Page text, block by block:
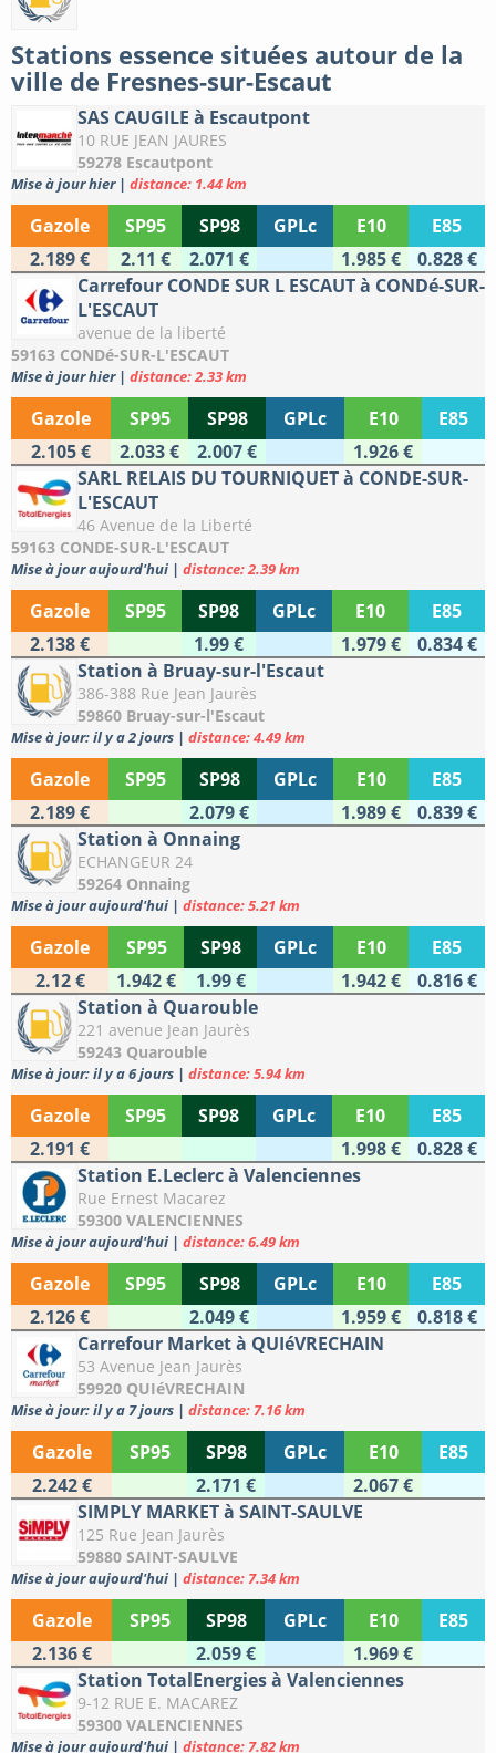
Stations essence situées autour de la
ville de Fresnes-sur-Escaut
SAS CAUGILE à Escautpont
10 RUE JEAN JAURES
59278 Escautpont
Mise à jour hier | distance: 1.44 km
Gazole SP95 SP98 GPLc E10
E85
2.189 €
2.11 € 2.071 € 1.985 €
0.828 €
Carrefour CONDE SUR L ESCAUT à CONDé-SUR-
L'ESCAUT
avenue de la liberté
59163 CONDé-SUR-L'ESCAUT
Mise à jour hier | distance: 2.33 km
Gazole SP95 SP98 GPLc E10
E85
2.105 €
2.033 € 2.007 €
1.926 €
SARL RELAIS DU TOURNIQUET à CONDE-SUR-
L'ESCAUT
46 Avenue de la Liberté
59163 CONDE-SUR-L'ESCAUT
Mise à jour aujourd'hui | distance: 2.39 km
Gazole SP95 SP98 GPLc E10
E85
2.138 €
1.99 € 1.979 €
0.834 €
Station à Bruay-sur-l'Escaut
386-388 Rue Jean Jaurès
59860 Bruay-sur-l'Escaut
Mise à jour: il y a 2 jours | distance: 4.49 km
Gazole SP95 SP98 GPLc E10
E85
2.189 €
2.079 € 1.989 €
0.839 €
Station à Onnaing
ECHANGEUR 24
59264 Onnaing
Mise à jour aujourd'hui | distance: 5.21 km
Gazole SP95 SP98 GPLc E10
E85
2.12 €
1.942 € 1.99 € 1.942 €
0.816 €
Station à Quarouble
221 avenue Jean Jaurès
59243 Quarouble
Mise à jour: il y a 6 jours | distance: 5.94 km
Gazole SP95 SP98 GPLc E10
E85
2.191 €
1.998 €
0.828 €
Station E.Leclerc à Valenciennes
Rue Ernest Macarez
59300 VALENCIENNES
Mise à jour aujourd'hui | distance: 6.49 km
Gazole SP95 SP98 GPLc E10
E85
2.126 €
2.049 € 1.959 €
0.818 €
Carrefour Market à QUIéVRECHAIN
53 Avenue Jean Jaurès
59920 QUIéVRECHAIN
Mise à jour: il y a 7 jours | distance: 7.16 km
Gazole SP95 SP98 GPLc E10
E85
2.242 €
2.171 €
2.067 €
SIMPLY MARKET à SAINT-SAULVE
125 Rue Jean Jaurès
59880 SAINT-SAULVE
Mise à jour aujourd'hui | distance: 7.34 km
Gazole SP95 SP98 GPLc E10
E85
2.136 €
2.059 €
1.969 €
Station TotalEnergies à Valenciennes
9-12 RUE E. MACAREZ
59300 VALENCIENNES
Mise à jour aujourd'hui | distance: 7.82 km